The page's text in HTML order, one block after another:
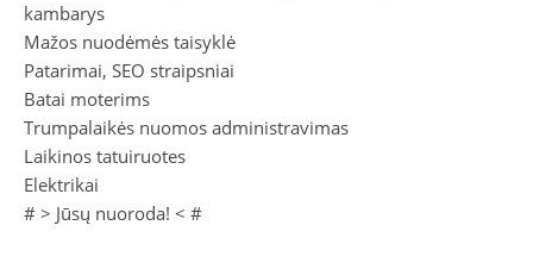
kambarys
Mažos nuodėmės taisyklė
Patarimai, SEO straipsniai
Batai moterims
Trumpalaikės nuomos administravimas
Laikinos tatuiruotes
Elektrikai
# > Jūsų nuoroda! < #